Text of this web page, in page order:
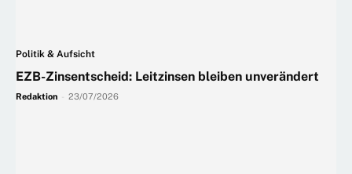
Politik & Aufsicht
EZB-Zinsentscheid: Leitzinsen bleiben unverändert
Redaktion 23/07/2026